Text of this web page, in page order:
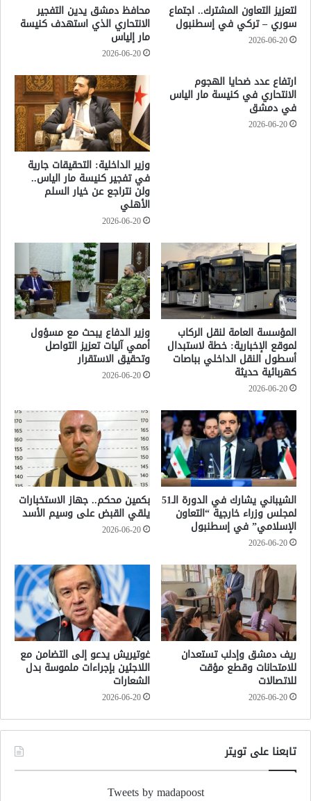
لتعزيز التعاون المشترك.. اجتماع
سوري – تركي في إسطنبول
2026-06-20
محافظ دمشق يدين التفجير
الانتحاري الذي استهدف كنيسة
مار إلياس
2026-06-20
ارتفاع عدد ضحايا الهجوم
الانتحاري في كنيسة مار الياس
في دمشق
2026-06-20
وزير الداخلية: التحقيقات جارية
في تفجير كنيسة مار الياس..
ولن نتراجع عن خيار السلم
الأهلي
2026-06-20
المؤسسة العامة لنقل الركاب
لموقع الإخبارية: خطة لاستبدال
أسطول النقل الداخلي بباصات
كهربائية حديثة
2026-06-20
وزير الدفاع يبحث مع مسؤول
أممي آليات تعزيز التواصل
وتحقيق الاستقرار
2026-06-20
الشيباني يشارك في الدورة الـ51
لمجلس وزراء خارجية “التعاون
الإسلامي” في إسطنبول
2026-06-20
بكمين محكم.. جهاز الاستخبارات
يلقي القبض على وسيم الأسد
2026-06-20
ريف دمشق وإدلب تستعدان
للامتحانات وقطع مؤقت
للاتصالات
2026-06-20
غوتيريش يدعو إلى التضامن مع
اللاجئين بإجراءات ملموسة بدل
الشعارات
2026-06-20
تابعنا على تويتر
Tweets by madapoost